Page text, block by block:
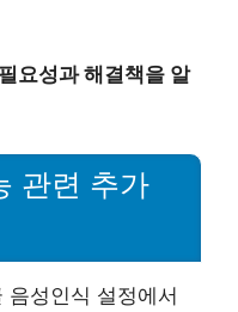
요성과 해결책을 알
관련 추가
음성인식 설정에서